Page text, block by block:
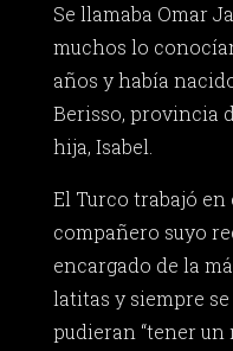
Se llamaba Omar
muchos lo
años y había
Berisso, provincia
hija, Isabel.
El Turco trabajó
compañero suyo
encargado de la
latitas y siempre
pudieran “tener un